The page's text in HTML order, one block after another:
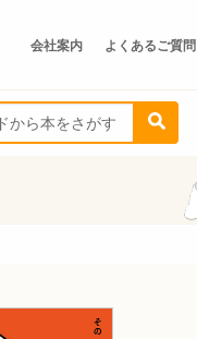
会社案内 よくあるご質問